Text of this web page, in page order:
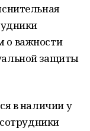
о важности
защиты
в наличии у